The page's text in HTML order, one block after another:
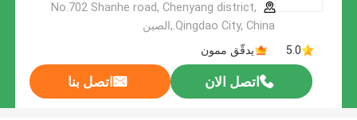
No.702 Shanhe road, Chenyang district,
Qingdao City, China.,الصين
5.0
يدقّق ممون
اتصل الان اتصل بنا